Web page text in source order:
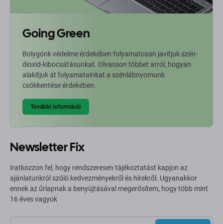
Going Green
Bolygónk védelme érdekében folyamatosan javítjuk szén-
dioxid-kibocsátásunkat. Olvasson többet arról, hogyan
alakítjuk át folyamatainkat a szénlábnyomunk
csökkentése érdekében.
További információ
Newsletter Fix
Iratkozzon fel, hogy rendszeresen tájékoztatást kapjon az
ajánlatunkról szóló kedvezményekről és hírekről. Ugyanakkor
ennek az űrlapnak a benyújtásával megerősítem, hogy több mint
16 éves vagyok